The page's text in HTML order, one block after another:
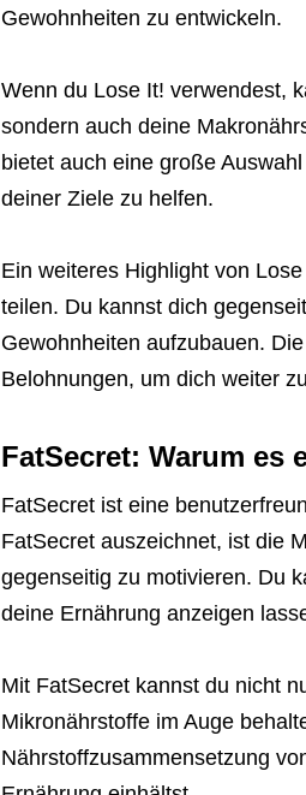
Gewohnheiten zu entwickeln.
Wenn du Lose It! verwendest,
sondern auch deine
bietet auch eine große
deiner Ziele zu helfen.
Ein weiteres Highlight von
teilen. Du kannst dich
Gewohnheiten aufzubauen.
Belohnungen, um dich weiter
FatSecret: Warum es
FatSecret ist eine
FatSecret auszeichnet, ist die
gegenseitig zu motivieren. Du
deine Ernährung anzeigen
Mit FatSecret kannst du nicht
Mikronährstoffe im Auge
Nährstoffzusammensetzung